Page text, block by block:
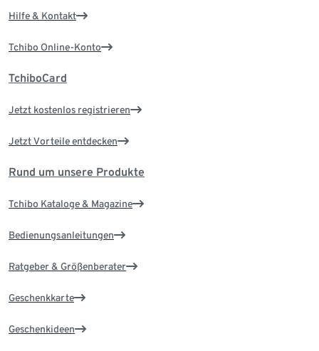
Hilfe & Kontakt
Tchibo Online-Konto
TchiboCard
Jetzt kostenlos registrieren
Jetzt Vorteile entdecken
Rund um unsere Produkte
Tchibo Kataloge & Magazine
Bedienungsanleitungen
Ratgeber & Größenberater
Geschenkkarte
Geschenkideen